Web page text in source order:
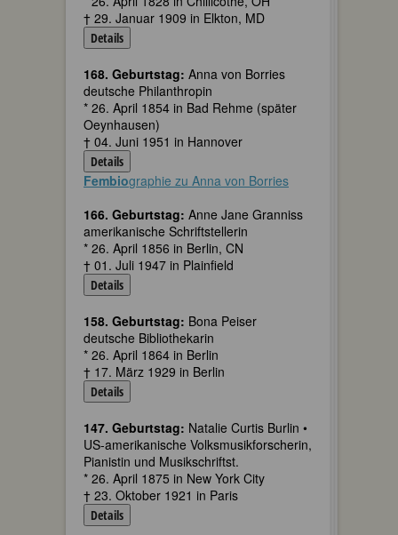
† 29. Januar 1909 in Elkton, MD
Details
168. Geburtstag: Anna von Borries
deutsche Philanthropin
* 26. April 1854 in Bad Rehme (später
Oeynhausen)
† 04. Juni 1951 in Hannover
Details
Fembiographie zu Anna von Borries
166. Geburtstag: Anne Jane Granniss
amerikanische Schriftstellerin
* 26. April 1856 in Berlin, CN
† 01. Juli 1947 in Plainfield
Details
158. Geburtstag: Bona Peiser
deutsche Bibliothekarin
* 26. April 1864 in Berlin
† 17. März 1929 in Berlin
Details
147. Geburtstag: Natalie Curtis Burlin •
US-amerikanische Volksmusikforscherin,
Pianistin und Musikschriftst.
* 26. April 1875 in New York City
† 23. Oktober 1921 in Paris
Details